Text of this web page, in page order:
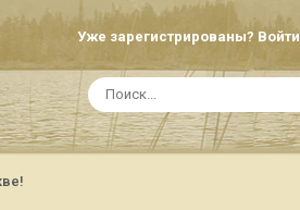
Уже зарегистрированы? Войти